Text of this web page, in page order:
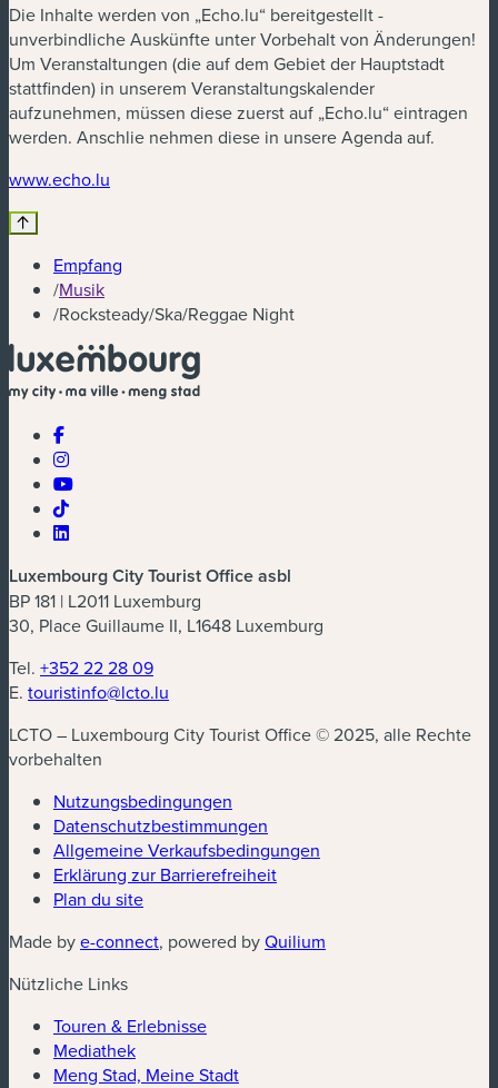
Die Inhalte werden von „Echo.lu“ bereitgestellt -
unverbindliche Auskünfte unter Vorbehalt von Änderungen!
Um Veranstaltungen (die auf dem Gebiet der Hauptstadt
stattfinden) in unserem Veranstaltungskalender
aufzunehmen, müssen diese zuerst auf „Echo.lu“ eintragen
werden. Anschlie nehmen diese in unsere Agenda auf.
www.echo.lu
Empfang
/Musik
/Rocksteady/Ska/Reggae Night
Luxembourg City Tourist Office asbl
BP 181 | L2011 Luxemburg
30, Place Guillaume II, L1648 Luxemburg
Tel. +352 22 28 09
E. touristinfo@lcto.lu
LCTO – Luxembourg City Tourist Office © 2025, alle Rechte
vorbehalten
Nutzungsbedingungen
Datenschutzbestimmungen
Allgemeine Verkaufsbedingungen
Erklärung zur Barrierefreiheit
Plan du site
Made bye-connect(neues Fenster)
, powered byQuilium
Nützliche Links
Touren & Erlebnisse
Mediathek
Meng Stad, Meine Stadt